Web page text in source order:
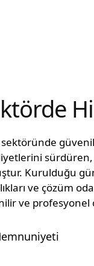
Kurulduğu
ve çözüm
ve